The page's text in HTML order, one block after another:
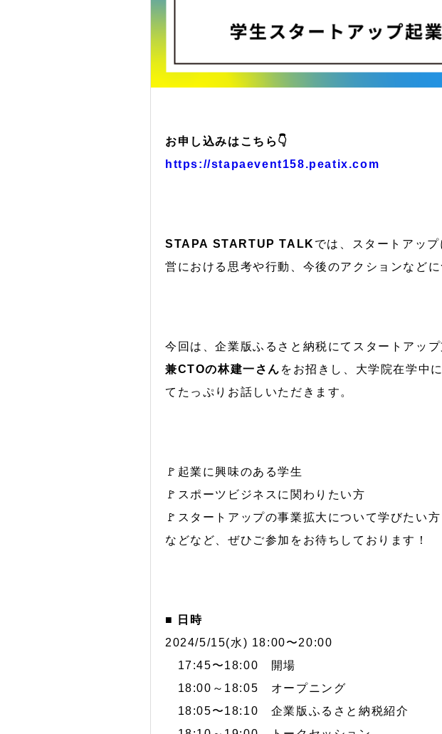
お申し込みはこちら👇
https://stapaevent158.peatix.com
STAPA STARTUP TALK では、スタートアッ
営における思考や行動、今後のアクションなどに
今回は、企業版ふるさと納税にてスタートアッ
兼CTOの林建一さん をお招きし、大学院在学中
てたっぷりお話しいただきます。
🚩起業に興味のある学生
🚩スポーツビジネスに関わりたい方
🚩スタートアップの事業拡大について学びたい方
などなど、ぜひご参加をお待ちしております！
■ 日時
2024/5/15(水) 18:00〜20:00
17:45〜18:00 開場
18:00～18:05 オープニング
18:05〜18:10 企業版ふるさと納税紹介